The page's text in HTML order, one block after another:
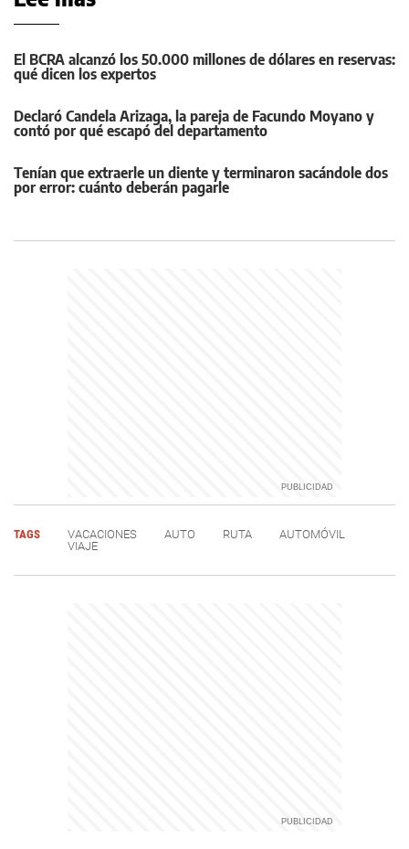
El BCRA alcanzó los 50.000 millones de dólares en reservas:
qué dicen los expertos
Declaró Candela Arizaga, la pareja de Facundo Moyano y
contó por qué escapó del departamento
Tenían que extraerle un diente y terminaron sacándole dos
por error: cuánto deberán pagarle
TAGS VACACIONES AUTO RUTA
AUTOMÓVIL
VIAJE